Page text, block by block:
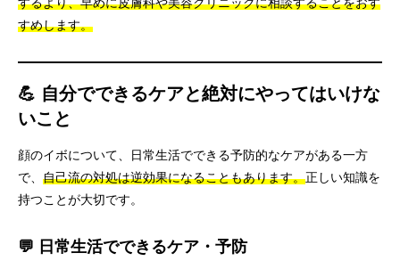
すめします。
💪 自分でできるケアと絶対にやってはいけな
いこと
顔のイボについて、日常生活でできる予防的なケアがある一方
で、 自己流の対処は逆効果になることもあります。正しい知識を
持つことが大切です。
💬 日常生活でできるケア・予防